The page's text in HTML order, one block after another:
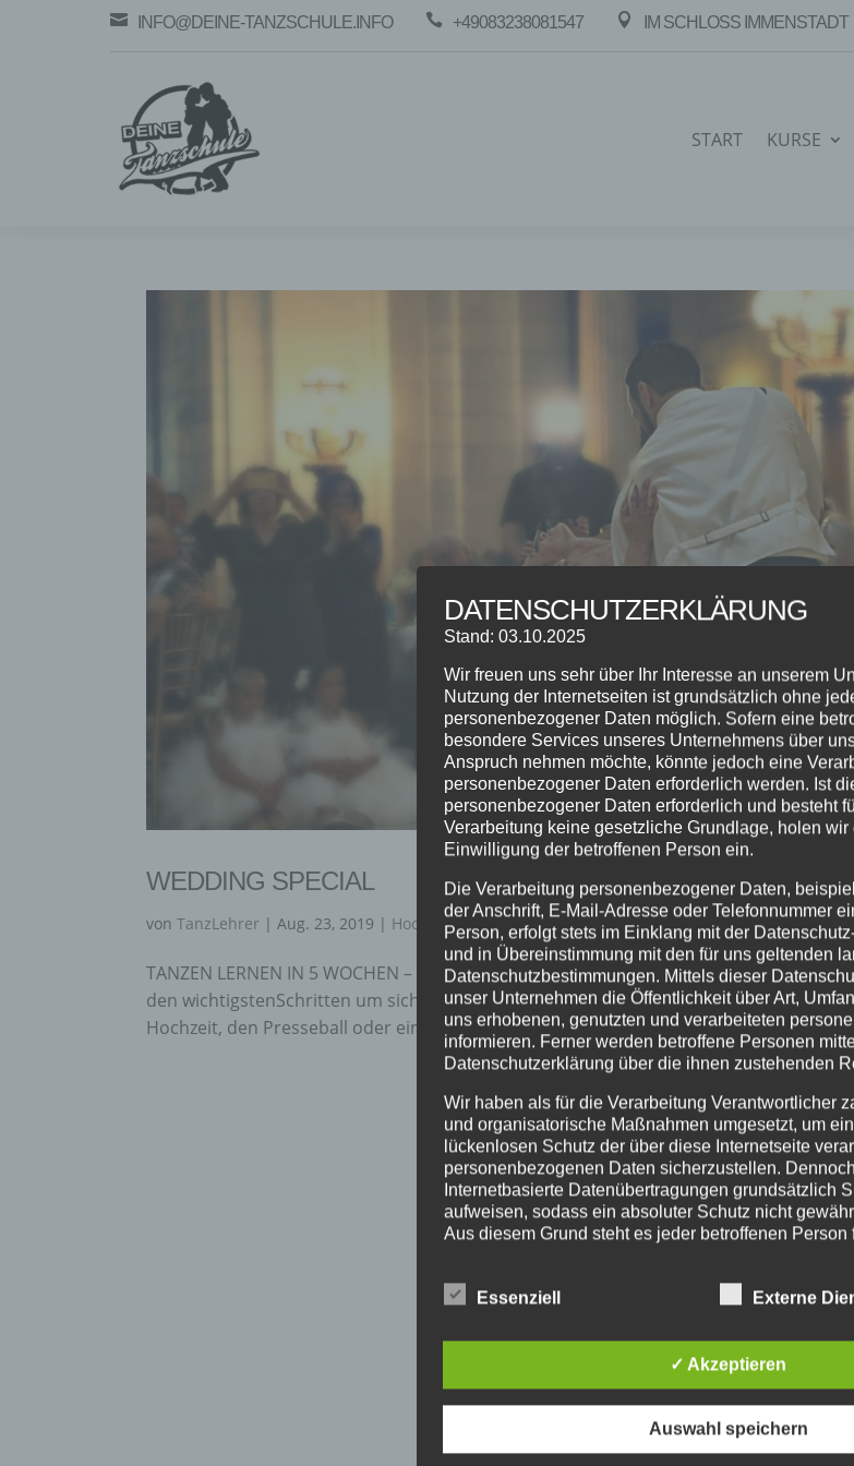
 INFO@DEINE-TANZSCHULE.INFO  +49083238081547  IM SCHLOSS IMMENSTADT
START KURSE
WEDDING SPECIAL
vonTanzLehrer |Aug. 23, 2019 | Hochzeit,Info,Tanzkurse
TANZEN LERNEN IN 5 WOCHEN – Wedding Dance Special Der Kompakt-Kurs für
den wichtigstenSchritten um sicher über die Tanzfläche zu kommen. Beliebtester
Hochzeit, den Presseball oder eine Abschlussfeier… Zum Einsteigen...
DATENSCHUTZERKLÄRUNG
Stand: 03.10.2025
Wir freuen uns sehr über Ihr Interesse an unserem
Nutzung der Internetseiten ist grundsätzlich ohne
personenbezogener Daten möglich. Sofern eine
besondere Services unseres Unternehmens über
Anspruch nehmen möchte, könnte jedoch eine
personenbezogener Daten erforderlich werden. Ist
personenbezogener Daten erforderlich und besteht
Verarbeitung keine gesetzliche Grundlage, holen
Einwilligung der betroffenen Person ein.
Die Verarbeitung personenbezogener Daten,
der Anschrift, E-Mail-Adresse oder Telefonnummer
Person, erfolgt stets im Einklang mit der
und in Übereinstimmung mit den für uns geltenden
Datenschutzbestimmungen. Mittels dieser
unser Unternehmen die Öffentlichkeit über Art,
uns erhobenen, genutzten und verarbeiteten
informieren. Ferner werden betroffene Personen
Datenschutzerklärung über die ihnen zustehenden
Wir haben als für die Verarbeitung Verantwortlicher
und organisatorische Maßnahmen umgesetzt, um
lückenlosen Schutz der über diese Internetseite
personenbezogenen Daten sicherzustellen.
Internetbasierte Datenübertragungen grundsätzlich
aufweisen, sodass ein absoluter Schutz nicht
Aus diesem Grund steht es jeder betroffenen Person
Die Datenschutzerklärung beruht auf den
Europäischen Richtlinien- und Verordnungsgeber
Datenschutz-Grundverordnung (DS-GVO) verwendet
Essenziell Externe
✓ Akzeptieren
Auswahl speichern